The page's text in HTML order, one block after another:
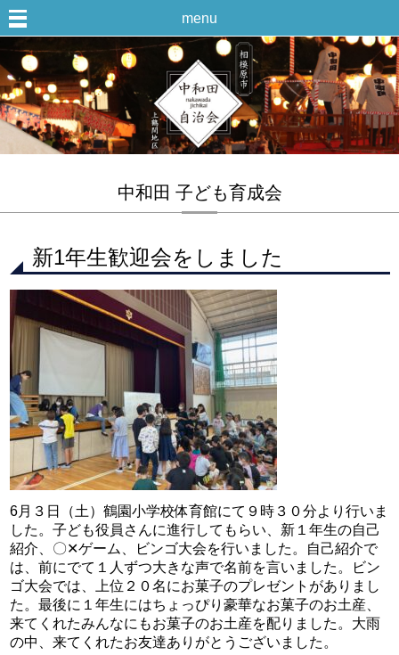
menu
中和田 子ども育成会
新1年生歓迎会をしました
6月３日（土）鶴園小学校体育館にて９時３０分より行いま
した。子ども役員さんに進行してもらい、新１年生の自己
紹介、〇✕ゲーム、ビンゴ大会を行いました。自己紹介で
は、前にでて１人ずつ大きな声で名前を言いました。ビン
ゴ大会では、上位２０名にお菓子のプレゼントがありまし
た。最後に１年生にはちょっぴり豪華なお菓子のお土産、
来てくれたみんなにもお菓子のお土産を配りました。大雨
の中、来てくれたお友達ありがとうございました。